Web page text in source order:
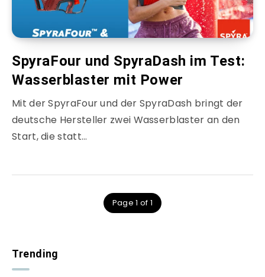
SpyraFour und SpyraDash im Test:
Wasserblaster mit Power
Mit der SpyraFour und der SpyraDash bringt der
deutsche Hersteller zwei Wasserblaster an den
Start, die statt…
Page 1 of 1
Trending